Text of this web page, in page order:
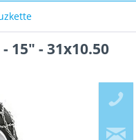
15" - 31x10.50